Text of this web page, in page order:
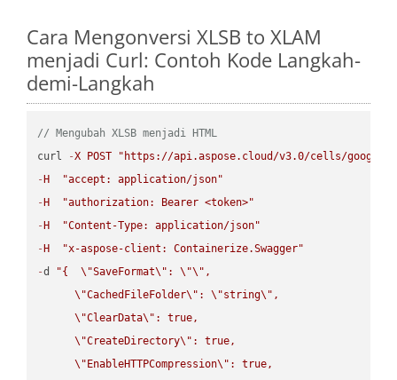
Cara Mengonversi XLSB to XLAM
menjadi Curl: Contoh Kode Langkah-
demi-Langkah
// Mengubah XLSB menjadi HTML
curl
-X POST
"https://api.aspose.cloud/v3.0/cells/
- H
"accept: application/json"
- H
"authorization: Bearer <token>"
- H
"Content-Type: application/json"
- H
"x-aspose-client: Containerize.Swagger"
-d "{ \"SaveFormat\" : \"\" ,
\"CachedFileFolder\" : \"string\" ,
\"ClearData\" : true,
\"CreateDirectory\" : true,
\" EnableHTTPCompression\" : true,